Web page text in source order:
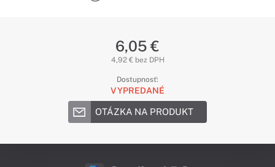
6,05 €
4,92 € bez DPH
Dostupnosť:
VYPREDANÉ
OTÁZKA NA PRODUKT